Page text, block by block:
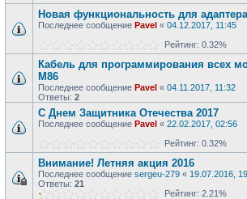
Новая функциональность для
Последнее сообщение Pavel « 04.12.2017, 11:45
Рейтинг: 0.32%
Кабель для программирования всех
М86
Последнее сообщение Pavel « 04.11.2017, 11:32
Ответы: 2
С Днем Защитника Отечества 2017
Последнее сообщение Pavel « 22.02.2017, 02:56
Рейтинг: 0.32%
Внимание! Летняя акция 2016
Последнее сообщение sergeu-279 « 19.07.2016,
Ответы: 21
Рейтинг: 2.21%